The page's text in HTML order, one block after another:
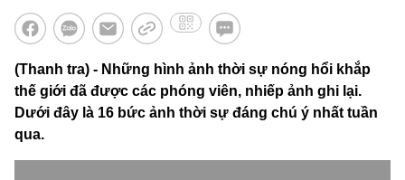
(Thanh tra) - Những hình ảnh thời sự nóng hổi khắp
thế giới đã được các phóng viên, nhiếp ảnh ghi lại.
Dưới đây là 16 bức ảnh thời sự đáng chú ý nhất tuần
qua.